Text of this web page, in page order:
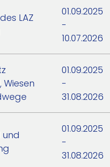
LAZ
01.09.2025
-
10.07.2026
Wiesen
01.09.2025
-
31.08.2026
und
01.09.2025
-
31.08.2026